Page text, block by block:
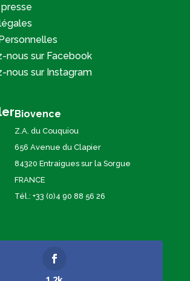
nous sur Facebook
nous sur Instagram
Biovence
Z.A. du Couquiou
656 Avenue du Clapier
84320 Entraigues sur la Sorgue
FRANCE
Tél.: +33 (0)4 90 88 56 26